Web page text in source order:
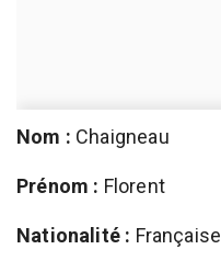
Nom : Chaigneau
Prénom : Florent
Nationalité : Française